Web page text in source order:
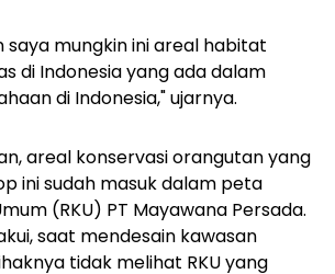
saya mungkin ini areal habitat
di Indonesia yang ada dalam
di Indonesia," ujarnya.
areal konservasi orangutan yang
ini sudah masuk dalam peta
(RKU) PT Mayawana Persada.
saat mendesain kawasan
tidak melihat RKU yang